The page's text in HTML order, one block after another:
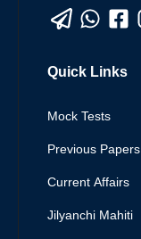
Quick Links
Mock Tests
Previous Papers
Current Affairs
Jilyanchi Mahiti